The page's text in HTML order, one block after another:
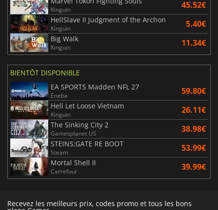
Kinguin 45.52€
HellSlave II Judgment of the Archon
Kinguin 5.40€
Big Walk
Kinguin 11.34€
BIENTÔT DISPONIBLE
EA SPORTS Madden NFL 27
Eneba 59.80€
Hell Let Loose Vietnam
Kinguin 26.11€
The Sinking City 2
Gamesplanet US 38.98€
STEINS;GATE RE BOOT
Steam 53.99€
Mortal Shell II
Carrefour 39.99€
Recevez les meilleurs prix, codes promo et tous les bons